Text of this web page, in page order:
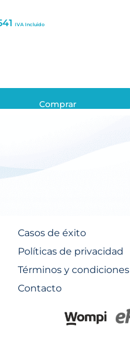
IVA Incluido
Comprar
Casos de éxito
Políticas de privacidad
Términos y condiciones
Contacto